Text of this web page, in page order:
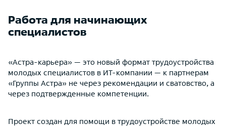
Работа для начинающих
специалистов
«Астра-карьера» — это новый формат трудоустройства
молодых специалистов в ИТ-компании — к партнерам
«Группы Астра» не через рекомендации и сватовство, а
через подтвержденные компетенции.
Проект создан для помощи в трудоустройстве молодых